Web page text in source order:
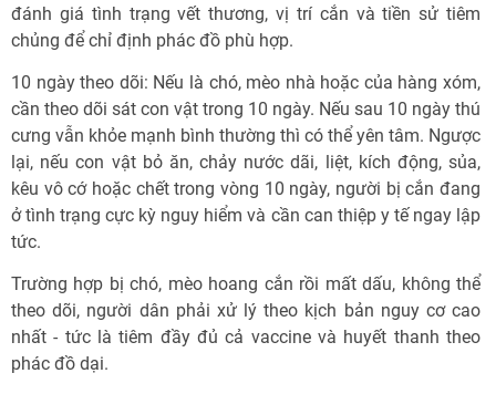
đánh giá tình trạng vết thương, vị trí cắn và tiền sử tiêm
chủng để chỉ định phác đồ phù hợp.
10 ngày theo dõi: Nếu là chó, mèo nhà hoặc của hàng xóm,
cần theo dõi sát con vật trong 10 ngày. Nếu sau 10 ngày thú
cưng vẫn khỏe mạnh bình thường thì có thể yên tâm. Ngược
lại, nếu con vật bỏ ăn, chảy nước dãi, liệt, kích động, sủa,
kêu vô cớ hoặc chết trong vòng 10 ngày, người bị cắn đang
ở tình trạng cực kỳ nguy hiểm và cần can thiệp y tế ngay lập
tức.
Trường hợp bị chó, mèo hoang cắn rồi mất dấu, không thể
theo dõi, người dân phải xử lý theo kịch bản nguy cơ cao
nhất - tức là tiêm đầy đủ cả vaccine và huyết thanh theo
phác đồ dại.